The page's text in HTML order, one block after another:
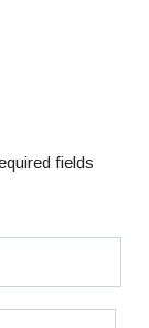
fields